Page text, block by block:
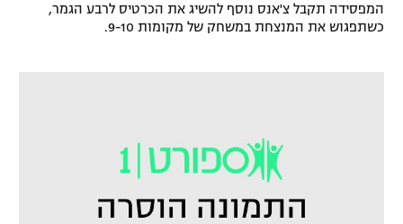
לוח דרושים – ג'ובנט
המפסידה תקבל צ'אנס נוסף להשיג את הכרטיס לרבע הגמר,
כשתפגוש את המנצחת במשחק של מקומות 9-10.